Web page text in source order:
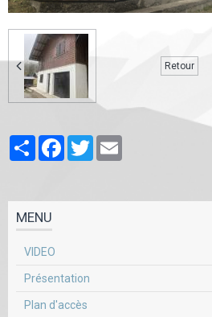
Retour
PartagerFacebookTwitter
MENU
VIDEO
Présentation
Plan d'accès